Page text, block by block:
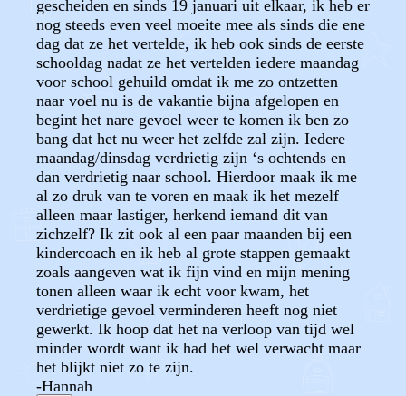
gescheiden en sinds 19 januari uit elkaar, ik heb er
nog steeds even veel moeite mee als sinds die ene
dag dat ze het vertelde, ik heb ook sinds de eerste
schooldag nadat ze het vertelden iedere maandag
voor school gehuild omdat ik me zo ontzetten
naar voel nu is de vakantie bijna afgelopen en
begint het nare gevoel weer te komen ik ben zo
bang dat het nu weer het zelfde zal zijn. Iedere
maandag/dinsdag verdrietig zijn ‘s ochtends en
dan verdrietig naar school. Hierdoor maak ik me
al zo druk van te voren en maak ik het mezelf
alleen maar lastiger, herkend iemand dit van
zichzelf? Ik zit ook al een paar maanden bij een
kindercoach en ik heb al grote stappen gemaakt
zoals aangeven wat ik fijn vind en mijn mening
tonen alleen waar ik echt voor kwam, het
verdrietige gevoel verminderen heeft nog niet
gewerkt. Ik hoop dat het na verloop van tijd wel
minder wordt want ik had het wel verwacht maar
het blijkt niet zo te zijn.
-Hannah